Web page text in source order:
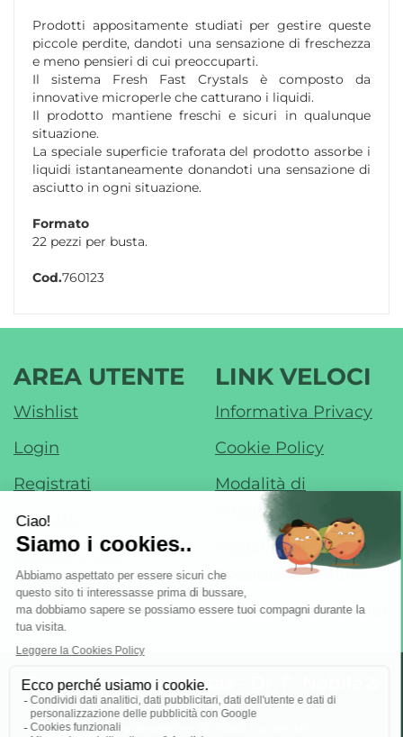
Prodotti appositamente studiati per gestire queste
piccole perdite, dandoti una sensazione di freschezza
e meno pensieri di cui preoccuparti.
Il sistema Fresh Fast Crystals è composto da
innovative microperle che catturano i liquidi.
Il prodotto mantiene freschi e sicuri in qualunque
situazione.
La speciale superficie traforata del prodotto assorbe i
liquidi istantaneamente donandoti una sensazione di
asciutto in ogni situazione.
Formato
22 pezzi per busta.
Cod.760123
AREA UTENTE
Wishlist
Login
Registrati
Contatti
Iscrizione alla
Newsletter
LINK VELOCI
Informativa Privacy
Cookie Policy
Modalità di
Pagamento
Modalità di
Spedizione e Ritiro
Condizioni di Vendita
Farmacia di Liscate sas - Dr. F. Nobile &
C.
- Via IV Novembre, 22 20060 Liscate (MI)